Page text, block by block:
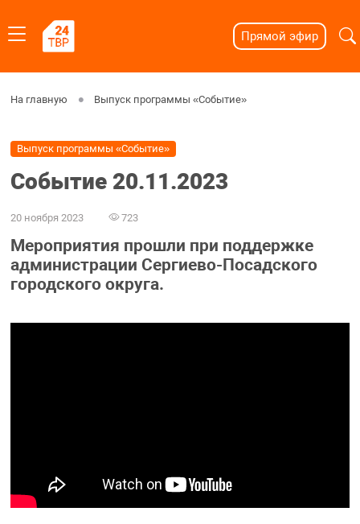
Прямой эфир
На главную Выпуск программы «Событие»
Выпуск программы «Событие»
Событие 20.11.2023
20 ноября 2023 723
Мероприятия прошли при поддержке
администрации Сергиево-Посадского
городского округа.